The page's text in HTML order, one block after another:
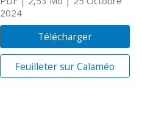
2024
Télécharger
Feuilleter sur Calaméo